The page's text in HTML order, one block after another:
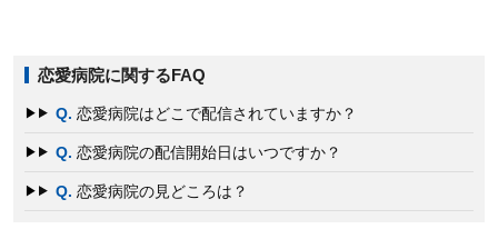
恋愛病院に関するFAQ
Q. 恋愛病院はどこで配信されていますか？
Q. 恋愛病院の配信開始日はいつですか？
Q. 恋愛病院の見どころは？